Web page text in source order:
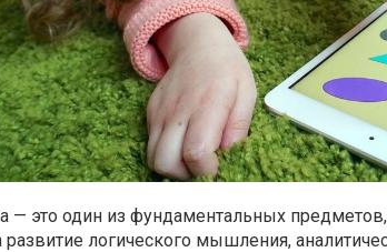
— это один из фундаментальных
развитие логического мышления,